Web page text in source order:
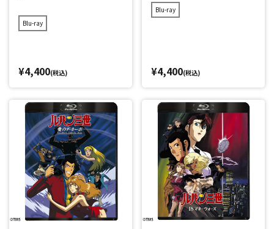
Blu-ray
¥4,400(税込)
Blu-ray
¥4,400(税込)